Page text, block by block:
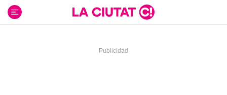
contenido